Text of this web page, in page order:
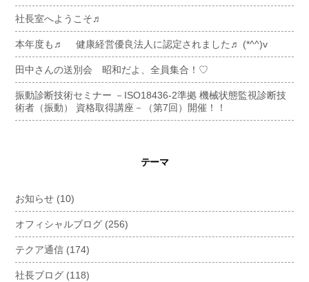
社長室へようこそ♬
本年度も♬ 健康経営優良法人に認定されました♬ (*^^)v
田中さんの送別会 昭和だよ、全員集合！♡
振動診断技術セミナー －ISO18436-2準拠 機械状態監視診断技
術者（振動） 資格取得講座－（第7回）開催！！
テーマ
お知らせ (10)
オフィシャルブログ (256)
テクア通信 (174)
社長ブログ (118)